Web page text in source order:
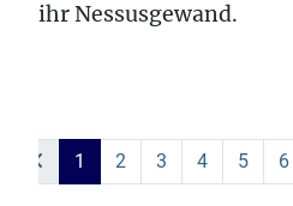
ihr Nessusgewand.
1 2 3 4 5 6